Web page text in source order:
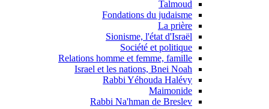
Talmoud
Fondations du judaisme
La prière
Sionisme, l'état d'Israël
Société et politique
Relations homme et femme, famille
Israel et les nations, Bnei Noah
Rabbi Yéhouda Halévy
Maimonide
Rabbi Na'hman de Breslev